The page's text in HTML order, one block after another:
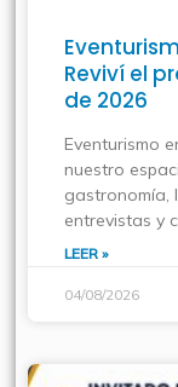
Reviví el
de 2026
Eventurismo
nuestro
gastronomía,
entrevistas y
LEER »
04/08/2026